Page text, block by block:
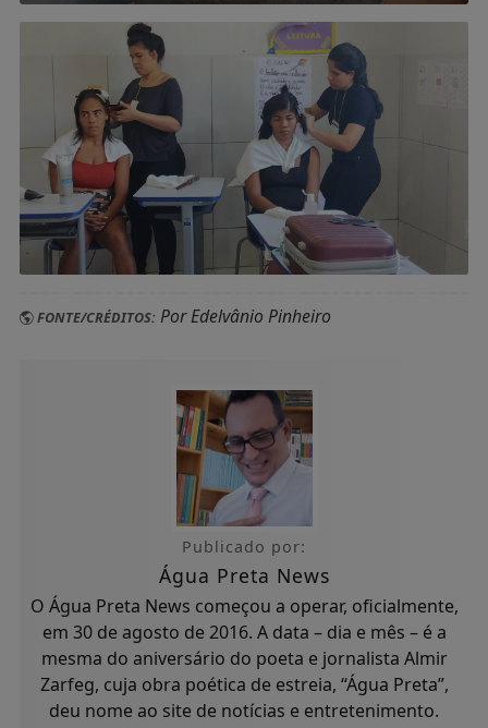
FONTE/CRÉDITOS:Por Edelvânio Pinheiro
Publicado por:
Água Preta News
O Água Preta News começou a operar, oficialmente,
em 30 de agosto de 2016. A data – dia e mês – é a
mesma do aniversário do poeta e jornalista Almir
Zarfeg, cuja obra poética de estreia, “Água Preta”,
deu nome ao site de notícias e entretenimento.